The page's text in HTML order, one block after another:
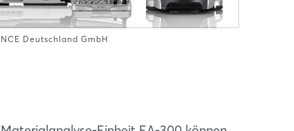
Deutschland GmbH
Einloggen